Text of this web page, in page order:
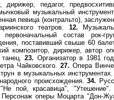
дирижер, педагог,
музыкальный
певица (контральто),
театров. 12.
состав рок-
поставивший свыше 60
композитор, дирижер, автор
танец.23. Организатор в 1981
Чайковского. 27. Опера
в музыкальных
происхождения.34.
пой, красавица", "Утешение".
Персонаж оперы Моцарта "Дон-